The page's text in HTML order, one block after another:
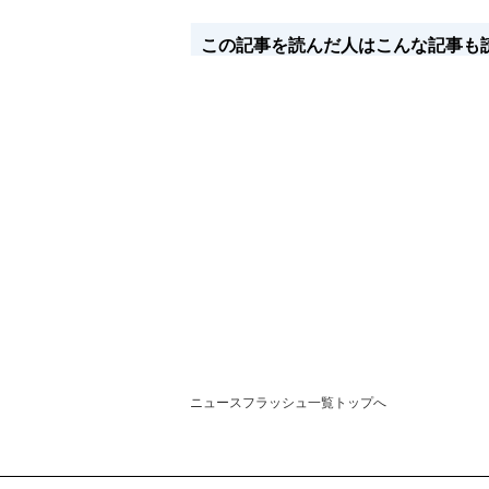
この記事を読んだ人はこんな記事も
ニュースフラッシュ一覧トップへ